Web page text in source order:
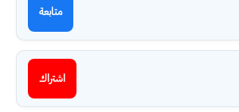
متابعة
اشتراك